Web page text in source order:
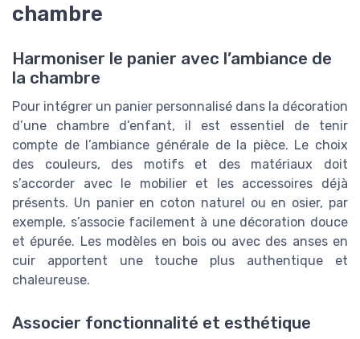
chambre
Harmoniser le panier avec l’ambiance de
la chambre
Pour intégrer un panier personnalisé dans la décoration
d’une chambre d’enfant, il est essentiel de tenir
compte de l’ambiance générale de la pièce. Le choix
des couleurs, des motifs et des matériaux doit
s’accorder avec le mobilier et les accessoires déjà
présents. Un panier en coton naturel ou en osier, par
exemple, s’associe facilement à une décoration douce
et épurée. Les modèles en bois ou avec des anses en
cuir apportent une touche plus authentique et
chaleureuse.
Associer fonctionnalité et esthétique